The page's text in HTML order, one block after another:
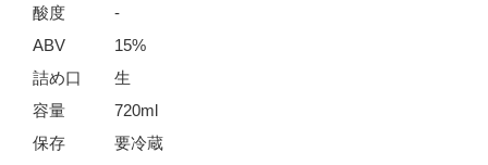
酸度 -
ABV 15%
詰め口 生
容量 720ml
保存 要冷蔵